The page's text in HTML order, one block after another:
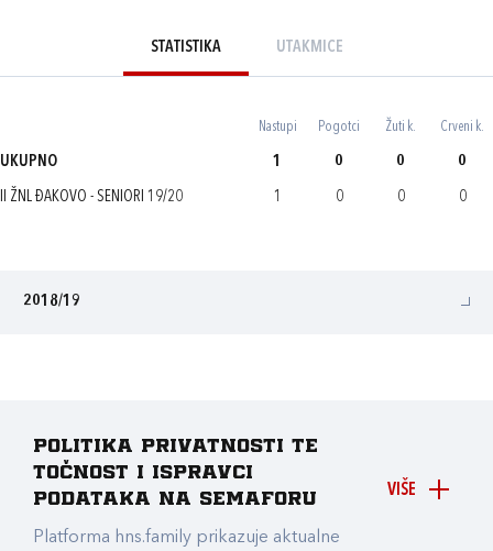
STATISTIKA UTAKMICE
Nastupi Pogotci Žuti k. Crveni k.
UKUPNO 1 0 0 0
II ŽNL ĐAKOVO - SENIORI 19/20 1 0 0 0
2018/19
VIŠE
Politika privatnosti te
točnost i ispravci
podataka na Semaforu
Platforma hns.family prikazuje aktualne